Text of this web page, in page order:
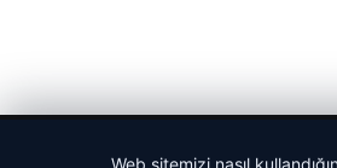
Web sitemizi nasıl